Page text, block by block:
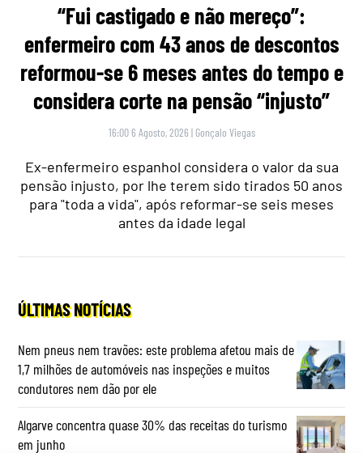
“Fui castigado e não mereço”:
enfermeiro com 43 anos de descontos
reformou-se 6 meses antes do tempo e
considera corte na pensão “injusto”
16:00 6 Agosto, 2026 | Gonçalo Viegas
Ex-enfermeiro espanhol considera o valor da sua
pensão injusto, por lhe terem sido tirados 50 anos
para "toda a vida", após reformar-se seis meses
antes da idade legal
ÚLTIMAS NOTÍCIAS
Nem pneus nem travões: este problema afetou mais de
1,7 milhões de automóveis nas inspeções e muitos
condutores nem dão por ele
Algarve concentra quase 30% das receitas do turismo
em junho